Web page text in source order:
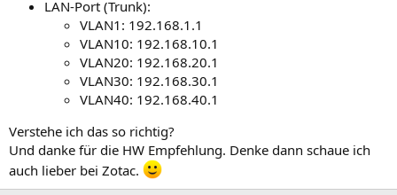
LAN-Port (Trunk):
VLAN1: 192.168.1.1
VLAN10: 192.168.10.1
VLAN20: 192.168.20.1
VLAN30: 192.168.30.1
VLAN40: 192.168.40.1
Verstehe ich das so richtig?
Und danke für die HW Empfehlung. Denke dann schaue ich
auch lieber bei Zotac.